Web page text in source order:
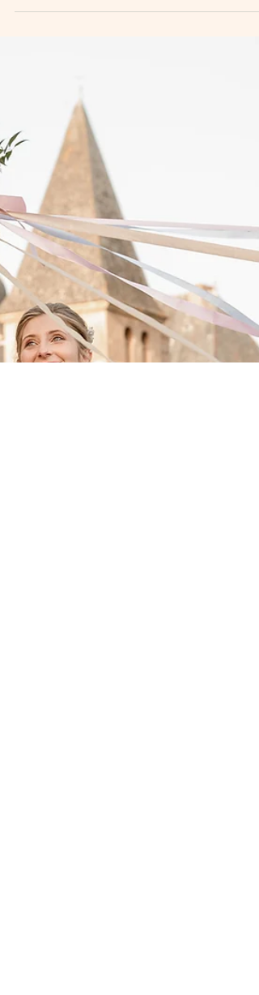
💍 Mariages - conseils
Organisation et déroulement d'une
cérémonie laïque de mariage